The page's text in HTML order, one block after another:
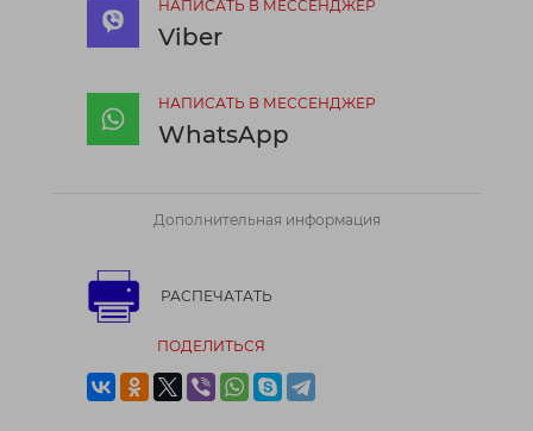
НАПИСАТЬ В МЕССЕНДЖЕР
Viber
НАПИСАТЬ В МЕССЕНДЖЕР
WhatsApp
Дополнительная информация
РАСПЕЧАТАТЬ
ПОДЕЛИТЬСЯ